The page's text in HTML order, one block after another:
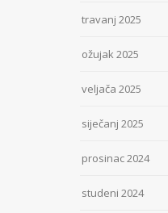
travanj 2025
ožujak 2025
veljača 2025
siječanj 2025
prosinac 2024
studeni 2024